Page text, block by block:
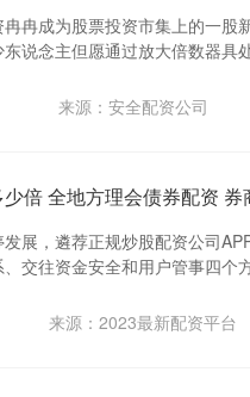
冉成为股票投资市集上的一
说念主但愿通过放大倍数器具
来源：安全配资公司
倍 全地方理会债券配资 券
展，遴荐正规炒股配资公司
交往资金安全和用户管事四个
来源：2023最新配资平台